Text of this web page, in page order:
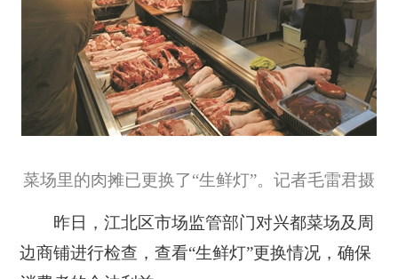
菜场里的肉摊已更换了“生鲜灯”。记者毛雷君摄
昨日，江北区市场监管部门对兴都菜场及周
边商铺进行检查，查看“生鲜灯”更换情况，确保